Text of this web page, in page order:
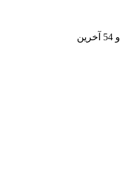
و 54 آخرين